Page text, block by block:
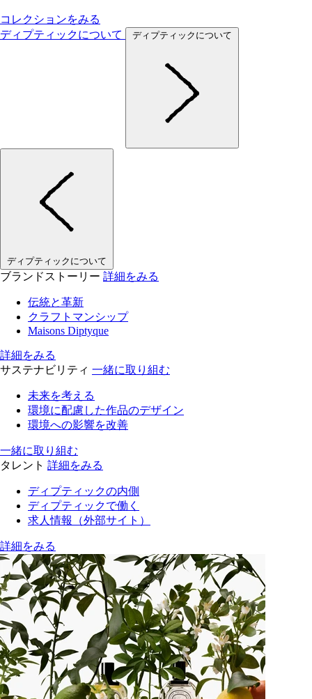
コレクションをみる
ディプティックについて
ディプティックについて
ディプティックについて
ブランドストーリー 詳細をみる
伝統と革新
クラフトマンシップ
Maisons Diptyque
詳細をみる
サステナビリティ 一緒に取り組む
未来を考える
環境に配慮した作品のデザイン
環境への影響を改善
一緒に取り組む
タレント 詳細をみる
ディプティックの内側
ディプティックで働く
求人情報（外部サイト）
詳細をみる